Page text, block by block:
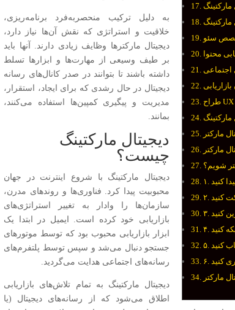
سئو
محتوا
اجتماعی
طراح UX
مارکتر
مارکتر
شویم؟
کنید
مارکتر
به دلیل ترکیب منحصربه‌فرد برنامه‌ریزی،
خلاقیت و استراتژی که نقش آن‌ها نیاز دارد،
دیجیتال مارکترها وظایف زیادی دارند. آنها باید
بر طیف وسیعی از مهارت‌ها و ابزارها تسلط
داشته باشند تا بتوانند در صدر کانال‌های رسانه
دیجیتال در حال رشدی که برای ایجاد، استقرار،
مدیریت و پیگیری کمپین‌ها استفاده می‌کنند،
بمانند.
دیجیتال مارکتینگ
چیست؟
دیجیتال مارکتینگ با شروع اینترنت در جهان
محبوبیت پیدا کرد. فناوری‌ها و روندهای مدرن،
سازمان‌ها را وادار به تغییر استراتژی‌های
بازاریابی خود کرده است. ایمیل در ابتدا یک
ابزار بازاریابی محبوب بود که توسط موتورهای
جستجو دنبال می‌شد و سپس توسط پلتفرم‌های
رسانه‌های اجتماعی هدایت می‌گردید.
دیجیتال مارکتینگ به تمام تلاش‌های بازاریابی
اطلاق می‌شود که از رسانه‌های دیجیتال (یا